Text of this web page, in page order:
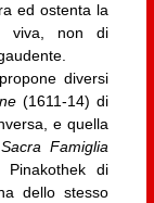
ed ostenta la
viva, non di
diversi
(1611-14) di
e quella
Sacra Famiglia
di
dello stesso